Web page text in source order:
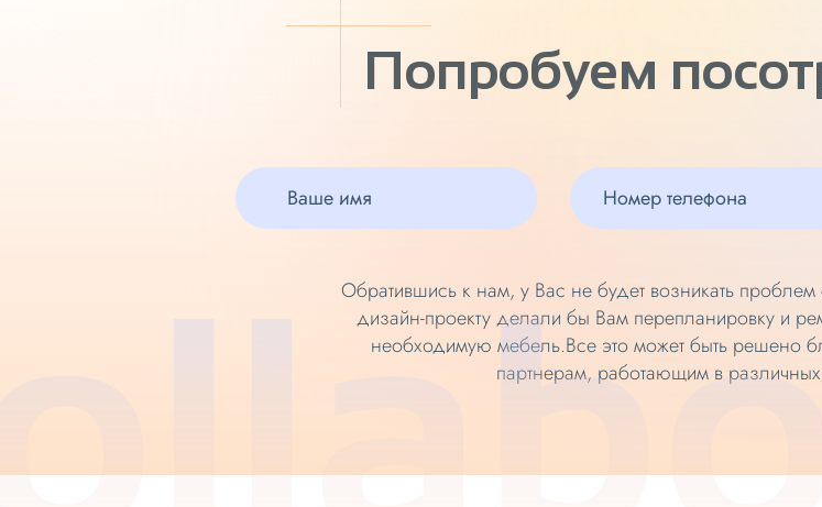
Попробуем
Обратившись к нам, у Вас не будет возникать
дизайн-проекту делали бы Вам перепланировку и
необходимую мебель.Все это может быть решено
партнерам, работающим в